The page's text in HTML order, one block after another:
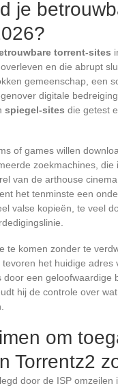
je
torrent-sites
en die abrupt
gemeenschap, een
digitale
spiegel-sites die getest
of games willen
zoekmachines, die
van de arthouse
het tenminste een
valse kopieën, te veel
te komen zonder te
het huidige
door een geloofwaardige
hij de controle over
om
Torrentz2
door de ISP